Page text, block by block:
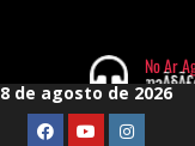
8 de agosto de 2026
FaceBook
YoutubeInstagram